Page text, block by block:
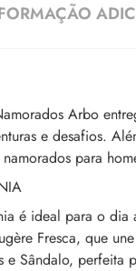
Arbo
e desafios.
para
é ideal para o dia
Fresca, que
e Sândalo, perfeita